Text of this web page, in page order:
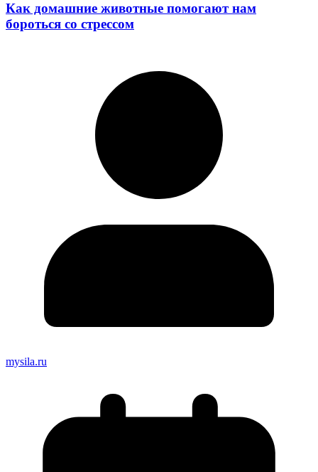
Как домашние животные помогают нам
бороться со стрессом
mysila.ru